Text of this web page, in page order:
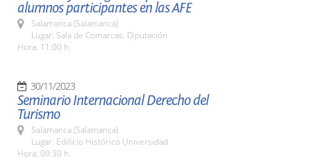
alumnos participantes en las AFE
Salamanca (Salamanca)
Lugar: Sala de Comarcas. Diputación
Hora: 11:00 h.
30/11/2023
Seminario Internacional Derecho del
Turismo
Salamanca (Salamanca)
Lugar: Edificio Histórico Universidad
Hora: 09:30 h.